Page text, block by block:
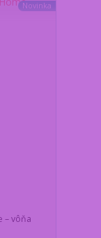
Novinka
– vôňa